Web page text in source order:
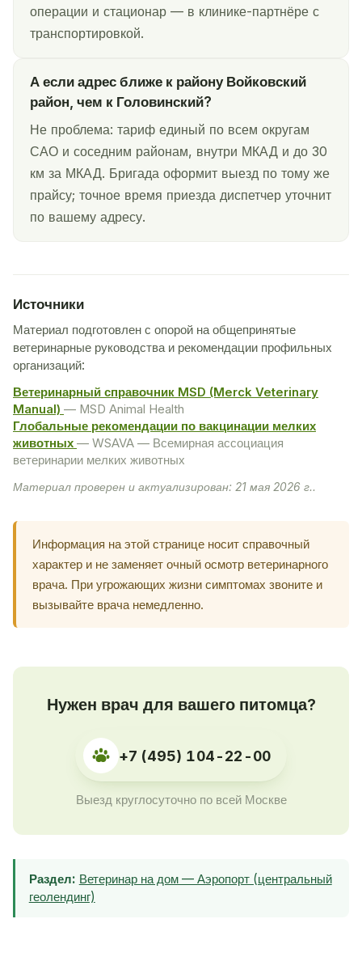
операции и стационар — в клинике-партнёре с
транспортировкой.
А если адрес ближе к району Войковский
район, чем к Головинский?
Не проблема: тариф единый по всем округам
САО и соседним районам, внутри МКАД и до 30
км за МКАД. Бригада оформит выезд по тому же
прайсу; точное время приезда диспетчер уточнит
по вашему адресу.
Источники
Материал подготовлен с опорой на общепринятые
ветеринарные руководства и рекомендации профильных
организаций:
Ветеринарный справочник MSD (Merck Veterinary
Manual) — MSD Animal Health
Глобальные рекомендации по вакцинации мелких
животных — WSAVA — Всемирная ассоциация
ветеринарии мелких животных
Материал проверен и актуализирован: 21 мая 2026 г..
Информация на этой странице носит справочный
характер и не заменяет очный осмотр ветеринарного
врача. При угрожающих жизни симптомах звоните и
вызывайте врача немедленно.
Нужен врач для вашего питомца?
+7 (495) 104-22-00
Выезд круглосуточно по всей Москве
Раздел: Ветеринар на дом — Аэропорт (центральный
геолендинг)